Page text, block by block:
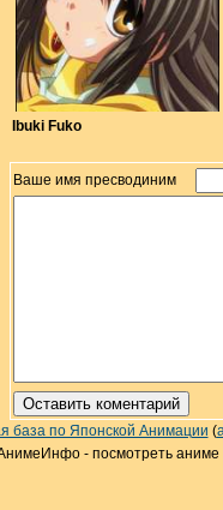
Ibuki Fuko
Ваше имя пресводиним
база по Японской Анимации (
- посмотреть аниме